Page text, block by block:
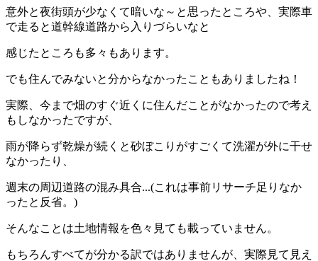
意外と夜街頭が少なくて暗いな～と思ったところや、実際車
で走ると道幹線道路から入りづらいなと
感じたところも多々もあります。
でも住んでみないと分からなかったこともありましたね！
実際、今まで畑のすぐ近くに住んだことがなかったので考え
もしなかったですが、
雨が降らず乾燥が続くと砂ぼこりがすごくて洗濯が外に干せ
なかったり、
週末の周辺道路の混み具合...(これは事前リサーチ足りなか
ったと反省。)
そんなことは土地情報を色々見ても載っていません。
もちろんすべてが分かる訳ではありませんが、実際見て見え